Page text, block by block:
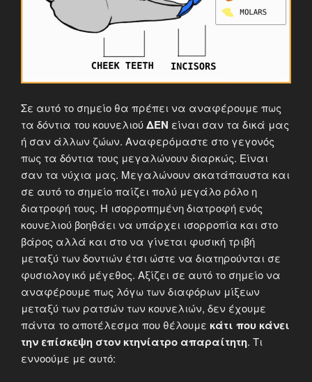
Σε αυτό το σημείο θα πρέπει να αναφέρουμε πως
τα δόντια του κουνελιούΔΕΝ είναι σαν τα δικά μας
ή σαν άλλων ζώων. Αναφερόμαστε στο γεγονός
πως τα δόντια τους μεγαλώνουν διαρκώς. Είναι
σαν τα νύχια μας. Μεγαλώνουν ακατάπαυστα και
σε αυτό το σημείο παίζει πολύ μεγάλο ρόλο η
διατροφή τους. Η ισορροπημένη διατροφή ενός
κουνελιού βοηθάει να υπάρχει ισορροπία και στο
βάρος αλλά και στο να γίνεται φυσική τριβή
μεταξύ των δοντιών έτσι ώστε να διατηρούνται σε
φυσιολογικό μέγεθος. Αξίζει σε αυτό το σημείο να
αναφέρουμε πως λόγω των διαφόρων μίξεων
μεταξύ των ρατσών των κουνελιών, δεν έχουμε
πάντα το αποτέλεσμα που θέλουμε κάτι που κάνει
την επίσκεψη στον κτηνίατρο απαραίτητη. Τι
εννοούμε με αυτό: